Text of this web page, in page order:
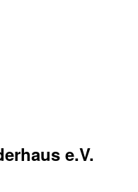
e.V.